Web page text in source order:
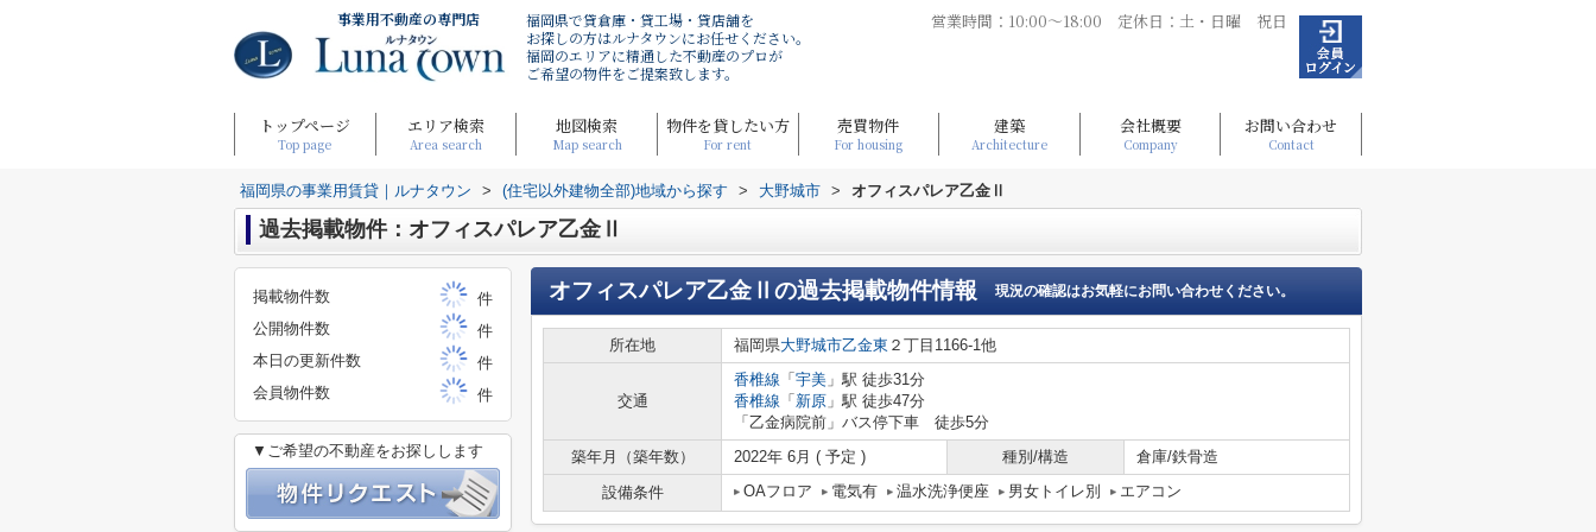
事業用不動産の専門店
福岡県で貸倉庫・貸工場・貸店舗を
お探しの方はルナタウンにお任せください。
福岡のエリアに精通した不動産のプロが
ご希望の物件をご提案致します。
営業時間：10:00～18:00 定休日：土・日曜 祝日
トップページ
Top page
エリア検索
Area search
地図検索
Map search
物件を貸したい方
For rent
売買物件
For housing
建築
Architecture
会社概要
Company
お問い合わせ
Contact
福岡県の事業用賃貸｜ルナタウン > (住宅以外建物全部)地域から探す > 大野城市 > オフィスパレア乙金Ⅱ
過去掲載物件：オフィスパレア乙金Ⅱ
オフィスパレア乙金Ⅱ の過去掲載物件情報 現況の確認はお気軽にお問い合わせください。
所在地 福岡県大野城市乙金東 ２丁目1166-1他
交通
香椎線 「 宇美 」駅 徒歩31分
香椎線 「 新原 」駅 徒歩47分
「乙金病院前」バス停下車 徒歩5分
築年月（築年数）
2022年 6月 ( 予定 ) 種別/構造
倉庫/鉄骨造
設備条件
OAフロア 電気有 温水洗浄便座 男女トイレ別 エアコン
掲載物件数
件
公開物件数
件
本日の更新件数
件
会員物件数
件
▼ご希望の不動産をお探しします